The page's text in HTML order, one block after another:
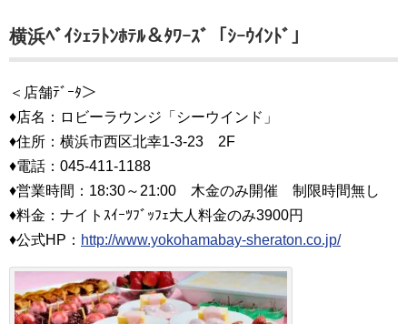
横浜ﾍﾞｲｼｪﾗﾄﾝﾎﾃﾙ＆ﾀﾜｰｽﾞ「ｼｰｳｲﾝﾄﾞ」
＜店舗ﾃﾞｰﾀ＞
♦店名：ロビーラウンジ「シーウインド」
♦住所：横浜市西区北幸1-3-23 2F
♦電話：045‐411‐1188
♦営業時間：18:30～21:00 木金のみ開催 制限時間無し
♦料金：ナイトｽｲｰﾂﾌﾞｯﾌｪ大人料金のみ3900円
♦公式HP： http://www.yokohamabay-sheraton.co.jp/